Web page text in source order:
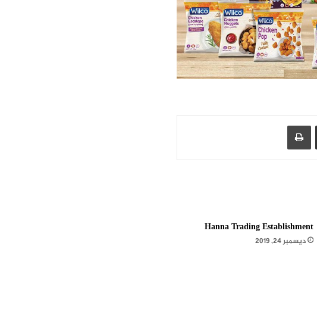
مشاركة عبر البريد طباعة
Hanna Trading Establishment
ديسمبر 24, 2019